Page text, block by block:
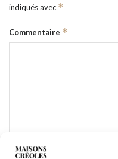
indiqués avec *
Commentaire *